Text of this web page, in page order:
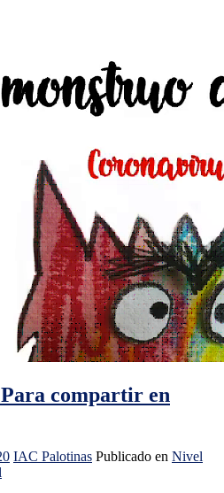
compartir en
IAC Palotinas Publicado en Nivel